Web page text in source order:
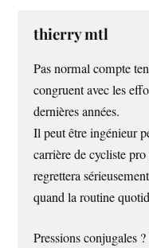
thierry mtl
Pas normal compte
congruent avec les
dernières années.
Il peut être ingénieur
carrière de cycliste
regrettera
quand la routine
Pressions conjugales